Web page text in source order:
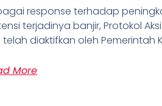
response terhadap
terjadinya banjir, Protokol
telah diaktifkan oleh Pemerintah
More